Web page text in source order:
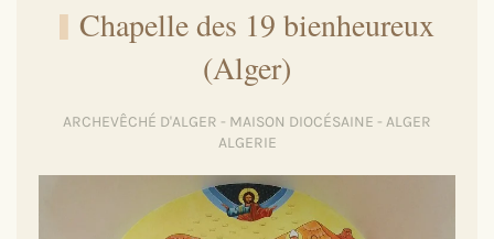
Chapelle des 19 bienheureux
(Alger)
ARCHEVÊCHÉ D'ALGER - MAISON DIOCÉSAINE - ALGER
ALGERIE